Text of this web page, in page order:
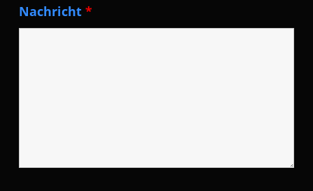
Nachricht*